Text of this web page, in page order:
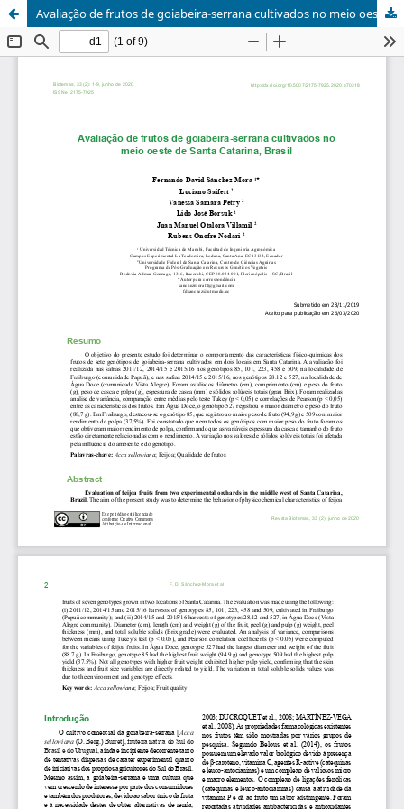
Avaliação de frutos de goiabeira-serrana cultivados no meio oeste de Santa Catarina, Brasil